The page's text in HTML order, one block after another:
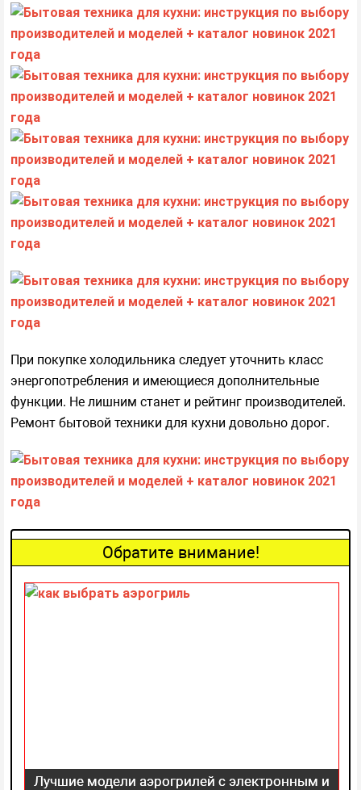
При покупке холодильника следует уточнить класс
энергопотребления и имеющиеся дополнительные
функции. Не лишним станет и рейтинг производителей.
Ремонт бытовой техники для кухни довольно дорог.
Обратите внимание!
Лучшие модели аэрогрилей с электронным и